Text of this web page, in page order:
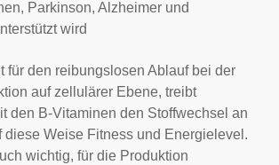
Parkinson, Alzheimer und
wird
für den reibungslosen Ablauf bei der
auf zellulärer Ebene, treibt
den B-Vitaminen den Stoffwechsel an
diese Weise Fitness und Energielevel.
wichtig, für die Produktion